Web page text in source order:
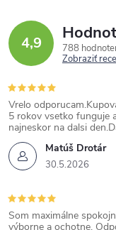
4,9
788
Zobraziť
Matúš Drotár
30.5.2026
Vrelo
5 rokov vsetko funguje
najneskor na dalsi
Som maximálne
výborne a ochotne.